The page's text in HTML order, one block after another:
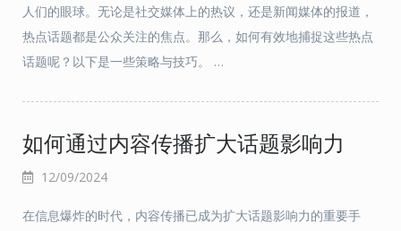
人们的眼球。无论是社交媒体上的热议，还是新闻媒体的报道，
热点话题都是公众关注的焦点。那么，如何有效地捕捉这些热点
话题呢？以下是一些策略与技巧。 …
如何通过内容传播扩大话题影响力
12/09/2024
在信息爆炸的时代，内容传播已成为扩大话题影响力的重要手